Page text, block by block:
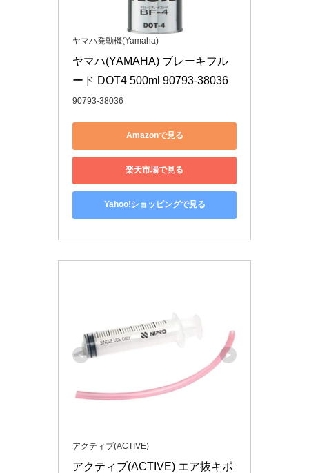
ヤマハ発動機(Yamaha)
ヤマハ(YAMAHA) ブレーキフル
ード DOT4 500ml 90793-38036
90793-38036
Amazonで見る
楽天市場で見る
Yahoo!ショッピングで見る
アクティブ(ACTIVE)
アクティブ(ACTIVE) エア抜キポ